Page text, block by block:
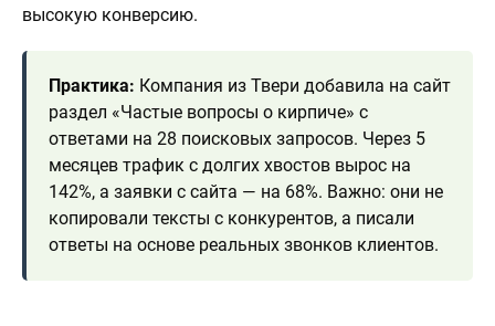
высокую конверсию.
Практика: Компания из Твери добавила на сайт
раздел «Частые вопросы о кирпиче» с
ответами на 28 поисковых запросов. Через 5
месяцев трафик с долгих хвостов вырос на
142%, а заявки с сайта — на 68%. Важно: они не
копировали тексты с конкурентов, а писали
ответы на основе реальных звонков клиентов.